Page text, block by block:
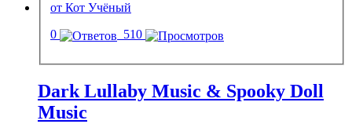
от Кот Учёный
0
510
Dark Lullaby Music & Spooky Doll
Music